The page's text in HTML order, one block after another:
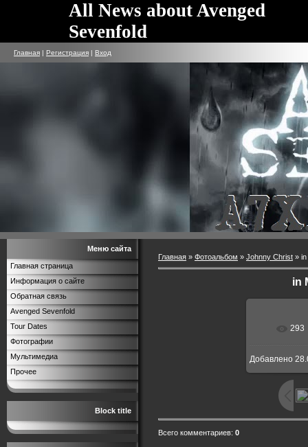
All News about Avenged
Sevenfold
Главная | Регистрация | Вход
Меню сайта
Главная страница
Информация о сайте
Обратная связь
Avenged Sevenfold
Tour Dates
Фотографии
Мультимедиа
Прочее
Block title
Главная » Фотоальбом » Johnny Christ »
in
293
Добавлено
Всего комментариев: 0